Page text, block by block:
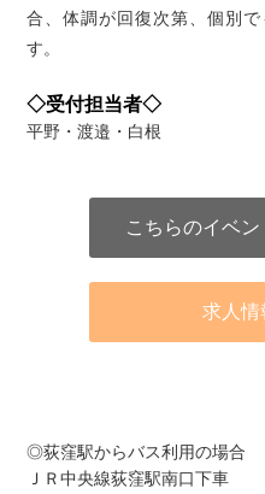
合、体調が回復次第、個別
す。
◇受付担当者◇
平野・渡邉・白根
こちらのイベ
求人情
◎荻窪駅からバス利用の場合
ＪＲ中央線荻窪駅南口下車